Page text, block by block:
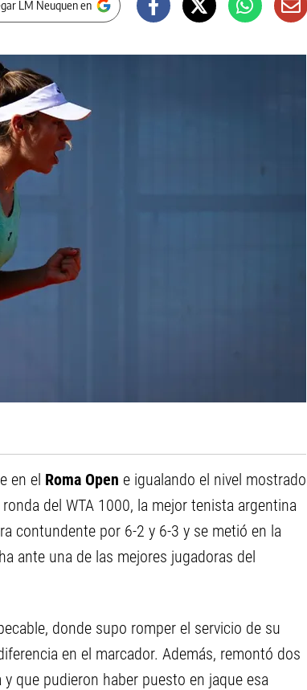
LM Neuquen en
en el Roma Open e igualando el nivel mostrado
del WTA 1000, la mejor tenista argentina
contundente por 6-2 y 6-3 y se metió en la
ante una de las mejores jugadoras del
donde supo romper el servicio de su
en el marcador. Además, remontó dos
que pudieron haber puesto en jaque esa